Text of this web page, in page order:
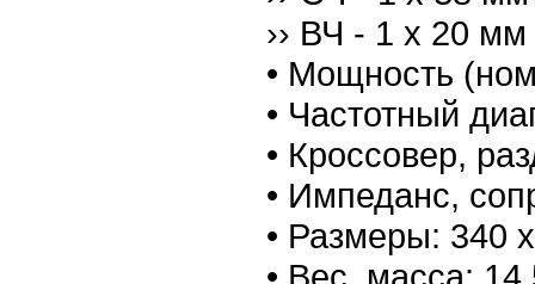
›› ВЧ - 1 х 20
• Мощность
• Частотный
• Кроссовер,
• Импеданс,
• Размеры: 340
• Вес, масса: